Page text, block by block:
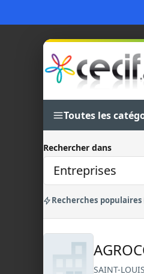
Toutes les
Rechercher dans
Recherches populaires
SAINT-